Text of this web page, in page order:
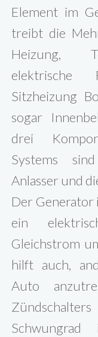
Element im
treibt die
Heizung,
elektrische
Sitzheizung
sogar
drei
Systems
Anlasser und
Der Generator
ein
Gleichstrom
hilft auch,
Auto